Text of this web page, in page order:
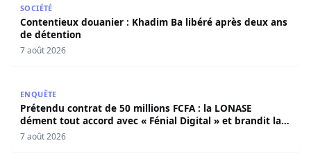
SOCIÉTÉ
Contentieux douanier : Khadim Ba libéré après deux ans
de détention
7 août 2026
ENQUÊTE
Prétendu contrat de 50 millions FCFA : la LONASE
dément tout accord avec « Fénial Digital » et brandit la
menace de poursuites
7 août 2026